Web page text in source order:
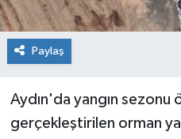
Paylaş
Aydın'da yangın sezonu
gerçekleştirilen orman